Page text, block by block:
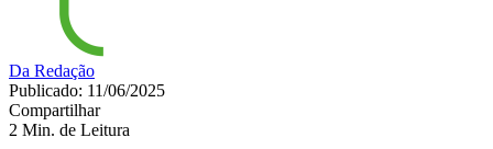
Da Redação
Publicado: 11/06/2025
Compartilhar
2 Min. de Leitura